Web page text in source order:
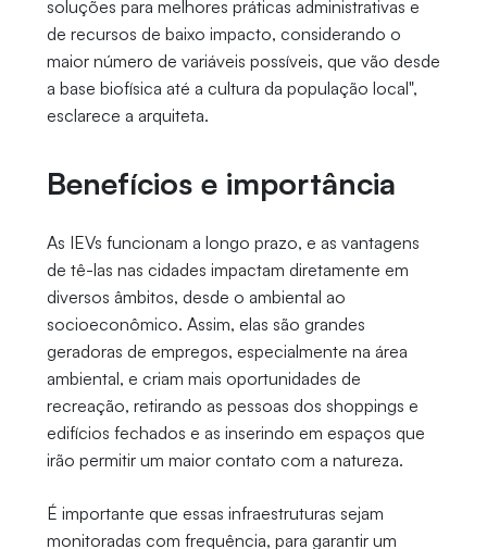
soluções para melhores práticas administrativas e
de recursos de baixo impacto, considerando o
maior número de variáveis possíveis, que vão desde
a base biofísica até a cultura da população local",
esclarece a arquiteta.
Benefícios e importância
As IEVs funcionam a longo prazo, e as vantagens
de tê-las nas cidades impactam diretamente em
diversos âmbitos, desde o ambiental ao
socioeconômico. Assim, elas são grandes
geradoras de empregos, especialmente na área
ambiental, e criam mais oportunidades de
recreação, retirando as pessoas dos shoppings e
edifícios fechados e as inserindo em espaços que
irão permitir um maior contato com a natureza.
É importante que essas infraestruturas sejam
monitoradas com frequência, para garantir um